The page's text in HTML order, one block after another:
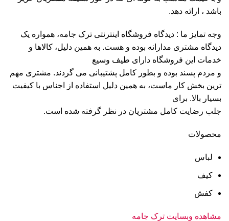
باشد ، ارائه دهد.
وجه تمایز ما : دیدگاه فروشگاه اینترنتی ترک جامه، همواره یک
دیدگاه مشتری مدارانه بوده و هست. به همین دلیل، کالاها و
خدمات این فروشگاه دارای طیف وسیع
و مردم پسند بوده و بطور کامل پشتیبانی می گردند. مشتری مهم
ترین بخش کار ماست، به همین دلیل استفاده از اجناس با کیفیت
بسیار بالا. برای
جلب رضایت کامل مشتریان در نظر گرفته شده است.
محصولات
لباس
کیف
کفش
مشاهده وبسایت ترک جامه